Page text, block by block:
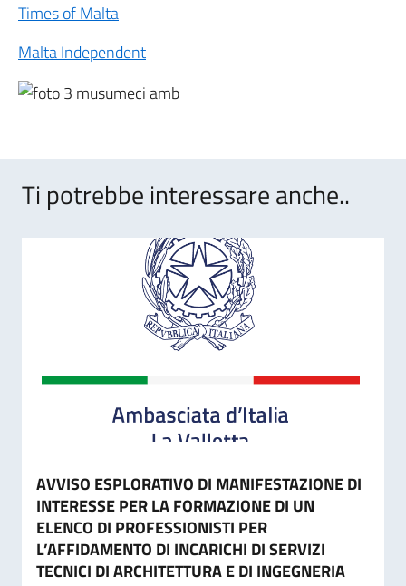
Times of Malta
Malta Independent
Ti potrebbe interessare anche..
AVVISO ESPLORATIVO DI MANIFESTAZIONE DI
INTERESSE PER LA FORMAZIONE DI UN
ELENCO DI PROFESSIONISTI PER
L’AFFIDAMENTO DI INCARICHI DI SERVIZI
TECNICI DI ARCHITETTURA E DI INGEGNERIA